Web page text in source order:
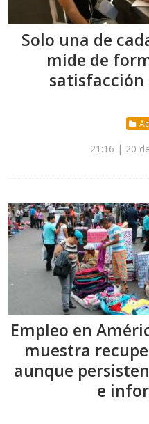
Solo una de
mide de
satisfacción
21:16 | 20
Empleo en
muestra
aunque
e